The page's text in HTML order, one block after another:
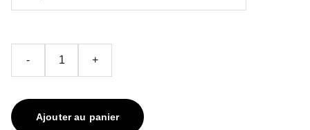
- +
Ajouter au panier